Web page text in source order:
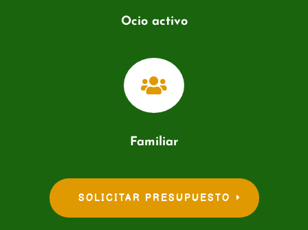
Ocio activo

Familiar
SOLICITAR PRESUPUESTO